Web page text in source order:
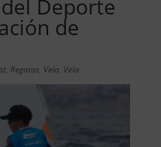
Deporte
de
, Regatas, Vela Vela